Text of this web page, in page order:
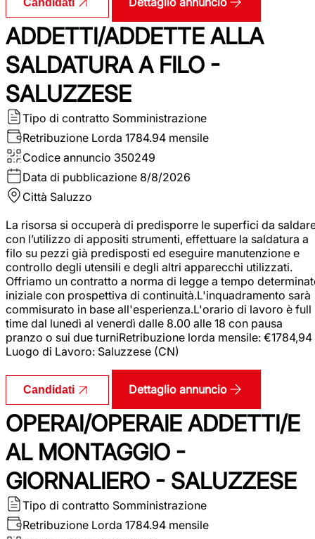
ADDETTI/ADDETTE ALLA
SALDATURA A FILO -
SALUZZESE
Tipo di contratto Somministrazione
Retribuzione Lorda 1784.94 mensile
Codice annuncio 350249
Data di pubblicazione 8/8/2026
Città Saluzzo
La risorsa si occuperà di predisporre le superfici da
con l’utilizzo di appositi strumenti, effettuare la saldatura a
filo su pezzi già predisposti ed eseguire manutenzione e
controllo degli utensili e degli altri apparecchi utilizzati.
Offriamo un contratto a norma di legge a tempo
iniziale con prospettiva di continuità.L'inquadramento sarà
commisurato in base all'esperienza.L'orario di lavoro è full
time dal lunedì al venerdì dalle 8.00 alle 18 con pausa
pranzo o sui due turniRetribuzione lorda mensile: €1784,94
Luogo di Lavoro: Saluzzese (CN)
Candidati Dettaglio annuncio
OPERAI/OPERAIE ADDETTI/E
AL MONTAGGIO -
GIORNALIERO - SALUZZESE
Tipo di contratto Somministrazione
Retribuzione Lorda 1784.94 mensile